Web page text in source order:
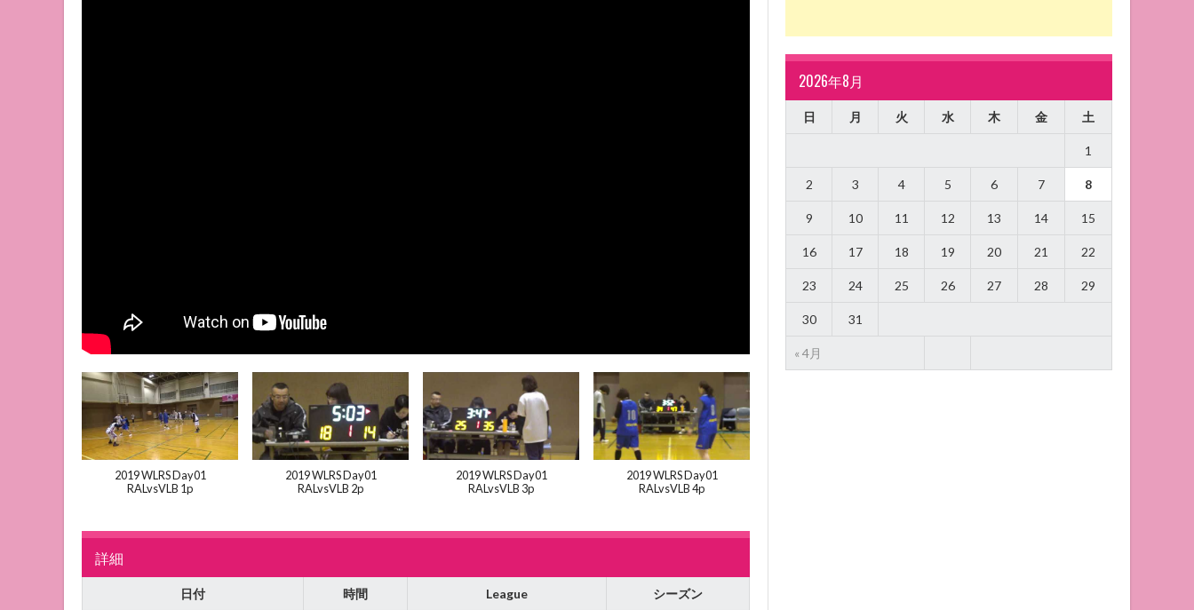
2019 WLRS Day01
RALvsVLB 1p
2019 WLRS Day01
RALvsVLB 2p
2019 WLRS Day01
RALvsVLB 3p
2019 WLRS Day01
RALvsVLB 4p
詳細
日付 時間 League シーズン
2026年8月
日 月 火 水 木 金 土
« 4月
1
2 3 4 5 6 7 8
9 10 11 12 13 14 15
16 17 18 19 20 21 22
23 24 25 26 27 28 29
30 31